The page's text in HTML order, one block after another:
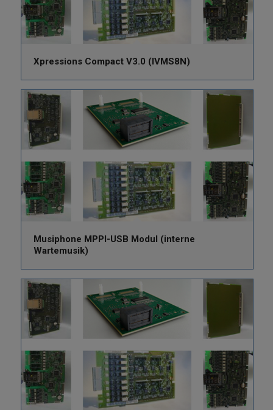
Xpressions Compact V3.0 (IVMS8N)
Musiphone MPPI-USB Modul (interne
Wartemusik)